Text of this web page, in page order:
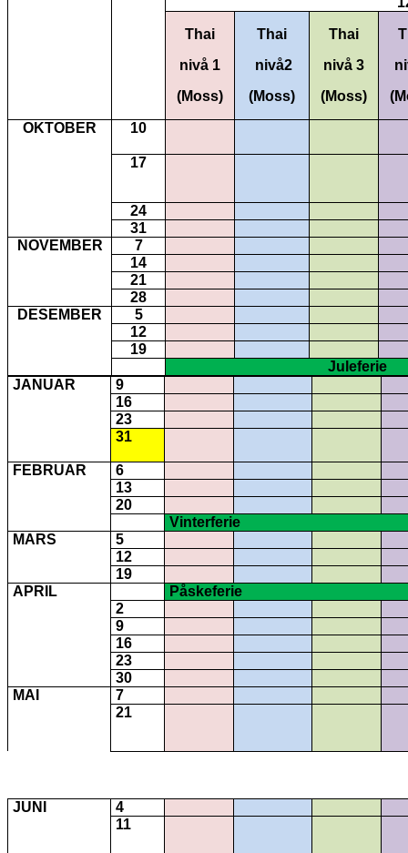
Thai
nivå 1
(Moss)
Thai
nivå2
(Moss)
Thai
nivå 3
(Moss)
OKTOBER 10
17
24
31
NOVEMBER
7
14
21
28
DESEMBER
5
12
19
Juleferie
JANUAR
9
16
23
31
FEBRUAR
6
13
20
Vinterferie
MARS
5
12
19
APRIL
Påskeferie
2
9
16
23
30
MAI
7
21
JUNI
4
11